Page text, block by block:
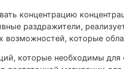
концентрацию
раздражители,
возможностей, которые
которые необходимы для